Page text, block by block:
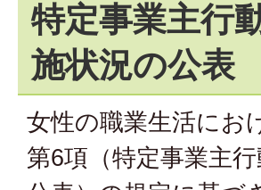
特定事業主行
施状況の公表
女性の職業生活にお
第6項（特定事業主